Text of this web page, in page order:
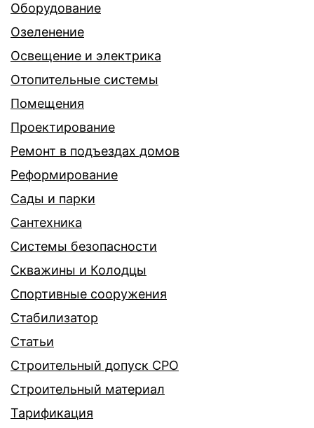
Оборудование
Озеленение
Освещение и электрика
Отопительные системы
Помещения
Проектирование
Ремонт в подъездах домов
Реформирование
Сады и парки
Сантехника
Системы безопасности
Скважины и Колодцы
Спортивные сооружения
Стабилизатор
Статьи
Строительный допуск СРО
Строительный материал
Тарификация